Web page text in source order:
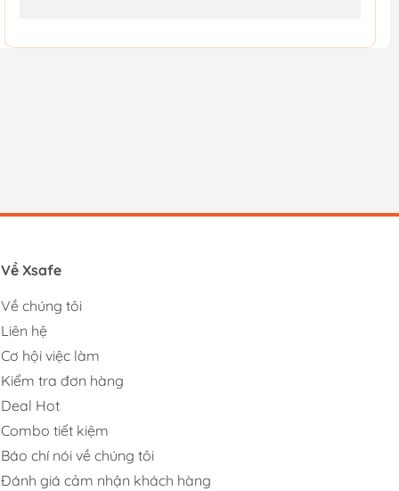
Về Xsafe
Về chúng tôi
Liên hệ
Cơ hội việc làm
Kiểm tra đơn hàng
Deal Hot
Combo tiết kiệm
Báo chí nói về chúng tôi
Đánh giá cảm nhận khách hàng